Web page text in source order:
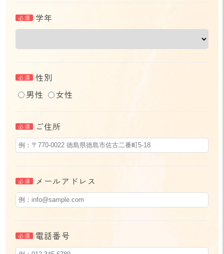
学年
性別
男性
女性
ご住所
メールアドレス
電話番号